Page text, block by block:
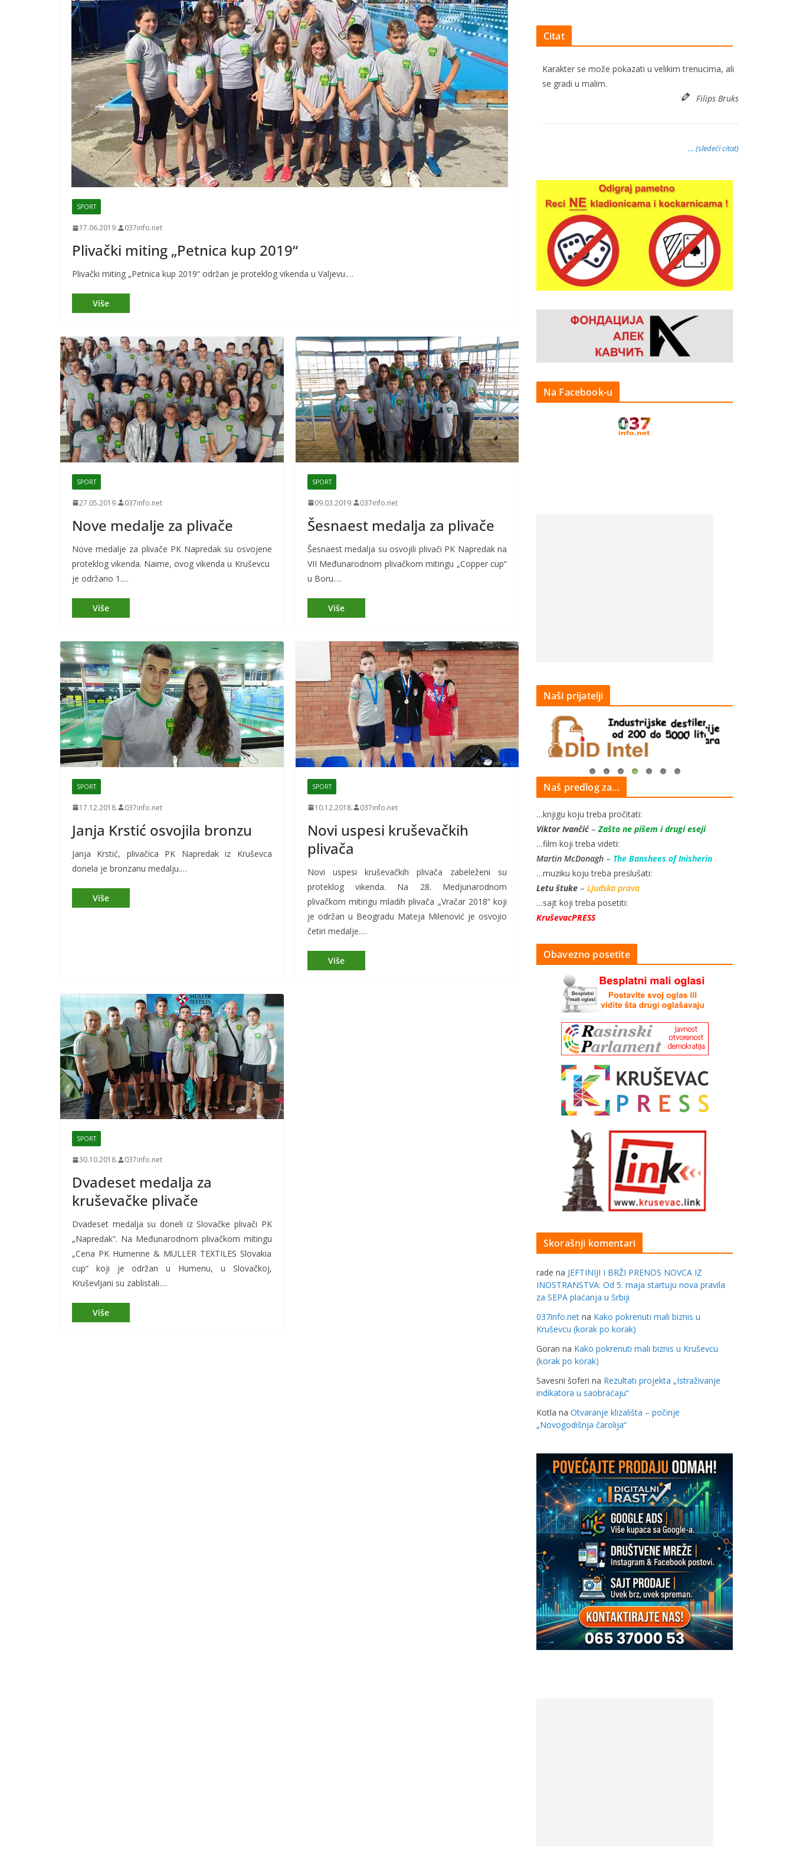
SPORT
17.06.2019. 037info.net
Plivački miting „Petnica kup 2019“
Plivački miting „Petnica kup 2019“ održan je proteklog vikenda u Valjevu.…
SPORT
27.05.2019. 037info.net
Nove medalje za plivače
Nove medalje za plivače PK Napredak su osvojene
proteklog vikenda. Naime, ovog vikenda u Kruševcu
je održano 1.…
SPORT
09.03.2019. 037info.net
Šesnaest medalja za plivače
Šesnaest medalja su osvojili plivači PK Napredak na
VII Međunarodnom plivačkom mitingu „Copper cup“
u Boru.…
SPORT
17.12.2018. 037info.net
Janja Krstić osvojila bronzu
Janja Krstić, plivačica PK Napredak iz Kruševca
donela je bronzanu medalju.…
SPORT
10.12.2018. 037info.net
Novi uspesi kruševačkih
plivača
Novi uspesi kruševačkih plivača zabeleženi su
proteklog vikenda. Na 28. Medjunarodnom
plivačkom mitingu mladih plivača „Vračar 2018“ koji
je održan u Beogradu Mateja Milenović je osvojio
četiri medalje.…
SPORT
30.10.2018. 037info.net
Dvadeset medalja za
kruševačke plivače
Dvadeset medalja su doneli iz Slovačke plivači PK
„Napredak“. Na Međunarodnom plivačkom mitingu
„Cena PK Humenne & MULLER TEXTILES Slovakia
cup“ koji je održan u Humenu, u Slovačkoj,
Kruševljani su zablistali.…
Citat
Karakter se može pokazati u velikim trenucima, ali
se gradi u malim.
Filips Bruks
… (sledeći citat)
Na Facebook-u
Naši prijatelji
Naš predlog za…
…knjigu koju treba pročitati:
Viktor Ivančić– Zašto ne pišem i drugi eseji
…film koji treba videti:
Martin McDonagh – The Banshees of Inisherin
…muziku koju treba preslušati:
Letu štuke – Ljudska prava
…sajt koji treba posetiti:
KruševacPRESS
Obavezno posetite
Skorašnji komentari
rade na JEFTINIJI I BRŽI PRENOS NOVCA IZ
INOSTRANSTVA: Od 5. maja startuju nova pravila
za SEPA plaćanja u Srbiji
037info.net na Kako pokrenuti mali biznis u
Kruševcu (korak po korak)
Goran na Kako pokrenuti mali biznis u Kruševcu
(korak po korak)
Savesni šoferi na Rezultati projekta „Istraživanje
indikatora u saobraćaju“
Kotla na Otvaranje klizališta – počinje
„Novogodišnja čarolija“